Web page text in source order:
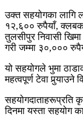
उक्त सहयोगका लागि
१२,६०० रुपैयाँ,
तुलसीपुर निवासी
गरी जम्मा ३०,०००
यो सहयोगले भुमा
महत्वपूर्ण टेवा पुर्‍याउने
सहयोगदाताहरूप्रति
दिनमा यस्ता सहयोग